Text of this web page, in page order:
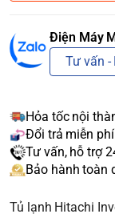
Điện Máy
Tư vấn -
Hỏa tốc nội
Đổi trả miễn
Tư vấn, hỗ trợ
Bảo hành toàn
Tủ lạnh Hitachi